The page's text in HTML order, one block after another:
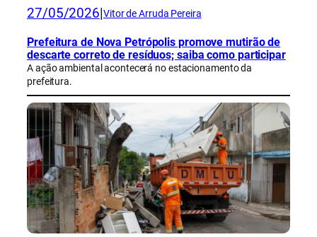
27/05/2026 Vitor de Arruda Pereira
Prefeitura de Nova Petrópolis promove mutirão de
descarte correto de resíduos; saiba como participar
A ação ambiental acontecerá no estacionamento da
prefeitura.